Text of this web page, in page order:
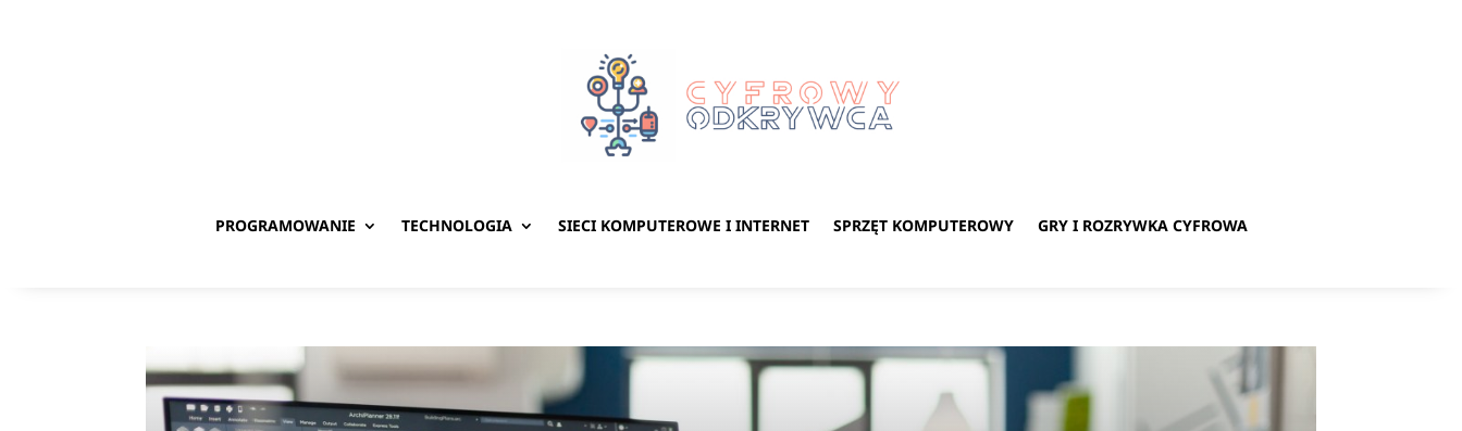
PROGRAMOWANIE TECHNOLOGIA SIECI KOMPUTEROWE I INTERNET SPRZĘT KOMPUTEROWY GRY I ROZRYWKA CYFROWA